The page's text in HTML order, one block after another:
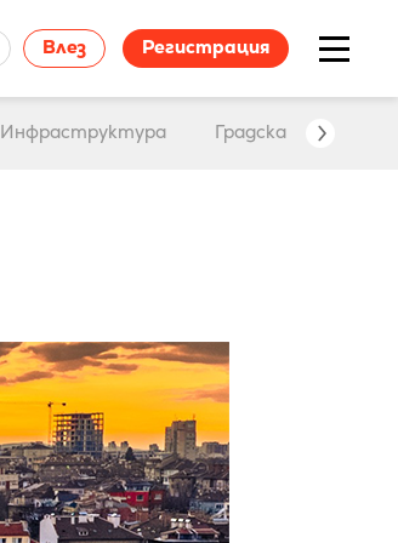
Влез Регистрация
Инфраструктура Градска среда